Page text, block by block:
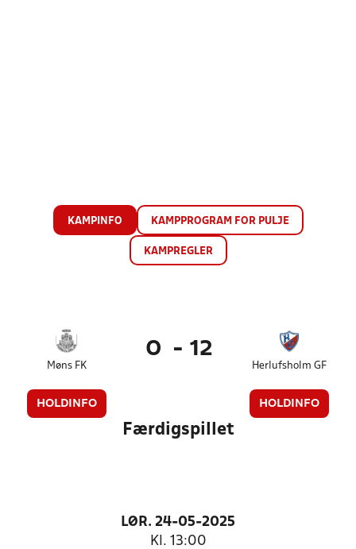
KAMPINFO KAMPPROGRAM FOR PULJE
KAMPREGLER
Møns FK
HOLDINFO
0 - 12
Herlufsholm GF
HOLDINFO
Færdigspillet
LØR. 24-05-2025
Kl. 13:00